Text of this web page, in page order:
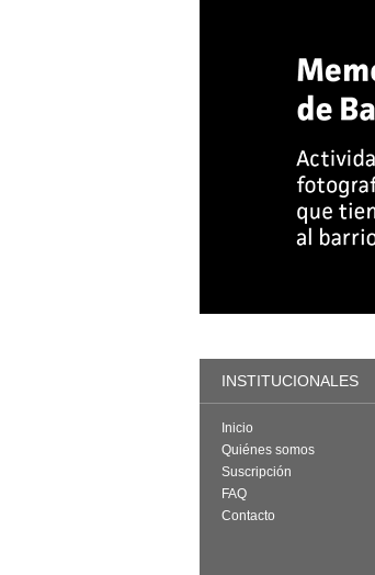
INSTITUCIONALES
Inicio
Quiénes somos
Suscripción
FAQ
Contacto